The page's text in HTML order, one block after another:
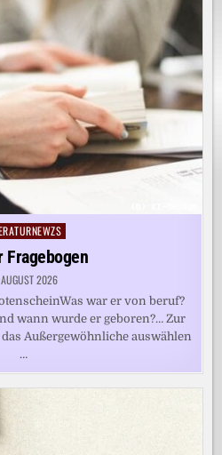
Fragebogen
2026
war er von beruf?
wann wurde er geboren?… Zur
Außergewöhnliche auswählen
…